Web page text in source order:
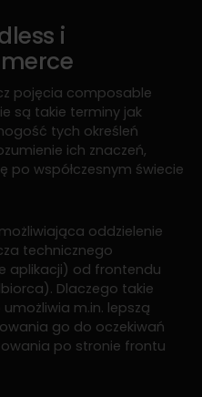
i
pojęcia composable
są takie terminy jak
tych określeń
ich znaczeń,
po współczesnym świecie
oddzielenie
technicznego
aplikacji) od frontendu
Dlaczego takie
m.in. lepszą
go do oczekiwań
po stronie frontu